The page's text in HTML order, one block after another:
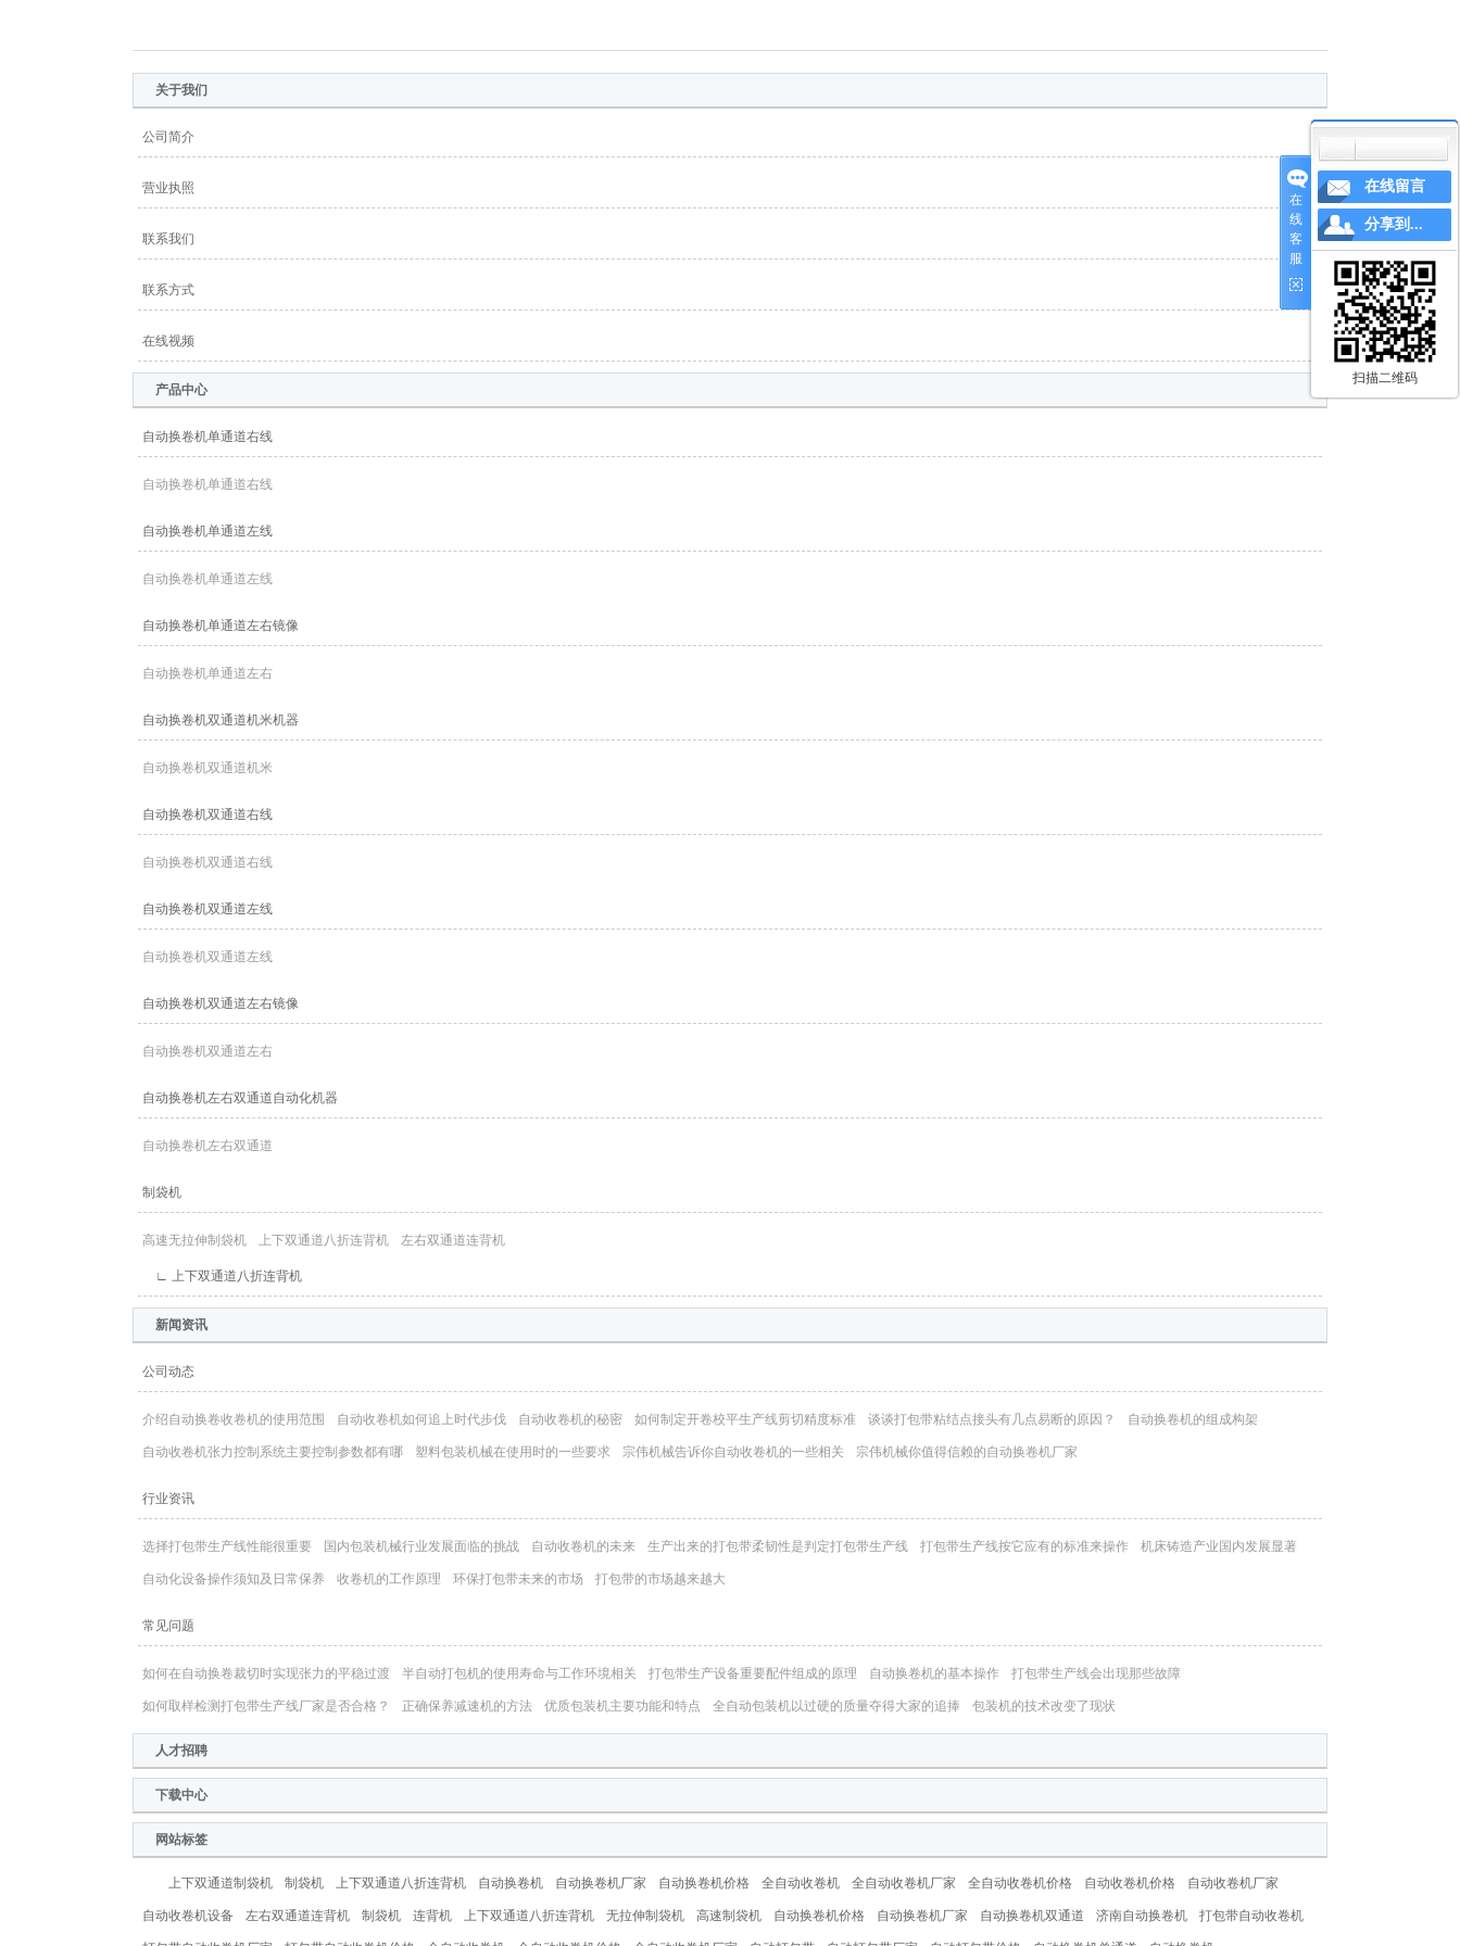
关于我们
公司简介
营业执照
联系我们
联系方式
在线视频
产品中心
自动换卷机单通道右线
自动换卷机单通道右线
自动换卷机单通道左线
自动换卷机单通道左线
自动换卷机单通道左右镜像
自动换卷机单通道左右
自动换卷机双通道机米机器
自动换卷机双通道机米
自动换卷机双通道右线
自动换卷机双通道右线
自动换卷机双通道左线
自动换卷机双通道左线
自动换卷机双通道左右镜像
自动换卷机双通道左右
自动换卷机左右双通道自动化机器
自动换卷机左右双通道
制袋机
高速无拉伸制袋机 上下双通道八折连背机 左右双通道连背机
∟ 上下双通道八折连背机
新闻资讯
公司动态
介绍自动换卷收卷机的使用范围 自动收卷机如何追上时代步伐 自动收卷机的秘密 如何制定开卷校平生产线剪切精度标准 谈谈打包带粘结点接头有几点易断的原因？ 自动换卷机的组成构架
自动收卷机张力控制系统主要控制参数都有哪 塑料包装机械在使用时的一些要求 宗伟机械告诉你自​‌‌动收卷机的一些相关 宗伟机械你值得信赖的自动换卷机厂家
行业资讯
选择打包带生产线性能很重要 国内包装机械行业发展面临的挑战 自动收卷机的未来 生产出来的打包带柔韧性是判定打包带生产线 打包带生产线按它应有的标准来操作 机床铸造产业国内发展显著
自动化设备操作须知及日常保养 收卷机的工作原理 环保打包带未来的市场 打包带的市场越来越大
常见问题
如何在自动换卷裁切时实现张力的平稳过渡 半自动打包机的使用寿命与工作环境相关 打包带生产设备重要配件组成的原理 自动换卷机的基本操作 打包带生产线会出现那些故障
如何取样检测打包带生产线厂家是否合格？ 正确保养减速机的方法 优质包装机主要功能和特点 全自动包装机以过硬的质量夺得大家的追捧 包装机的技术改变了现状
人才招聘
下载中心
网站标签
上下双通道制袋机 制袋机 上下双通道八折连背机 自动换卷机 自动换卷机厂家 自动换卷机价格 全自动收卷机 全自动收卷机厂家 全自动收卷机价格 自动收卷机价格 自动收卷机厂家
自动收卷机设备 左右双通道连背机 制袋机 连背机 上下双通道八折连背机 无拉伸制袋机 高速制袋机 自动换卷机价格 自动换卷机厂家 自动换卷机双通道 济南自动换卷机 打包带自动收卷机
在
线
客
服
在线留言
分享到...
扫描二维码